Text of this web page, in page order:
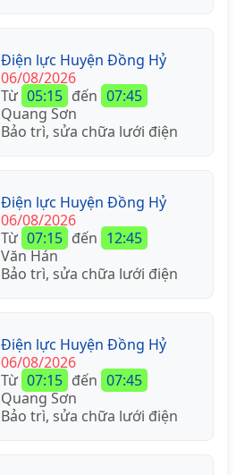
Điện lực Huyện Đồng Hỷ
06/08/2026
Từ 05:15 đến 07:45
Quang Sơn
Bảo trì, sửa chữa lưới điện
Điện lực Huyện Đồng Hỷ
06/08/2026
Từ 07:15 đến 12:45
Văn Hán
Bảo trì, sửa chữa lưới điện
Điện lực Huyện Đồng Hỷ
06/08/2026
Từ 07:15 đến 07:45
Quang Sơn
Bảo trì, sửa chữa lưới điện